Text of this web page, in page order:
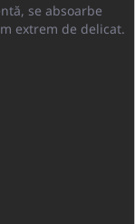
se absoarbe
extrem de delicat.